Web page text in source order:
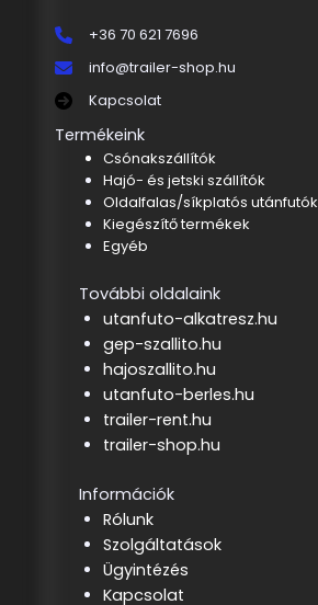
+36 70 621 7696
info@trailer-shop.hu
Kapcsolat
Termékeink
Csónakszállítók
Hajó- és jetski szállítók
Oldalfalas/síkplatós utánfutók
Kiegészítő termékek
Egyéb
További oldalaink
utanfuto-alkatresz.hu
gep-szallito.hu
hajoszallito.hu
utanfuto-berles.hu
trailer-rent.hu
trailer-shop.hu
Információk
Rólunk
Szolgáltatások
Ügyintézés
Kapcsolat